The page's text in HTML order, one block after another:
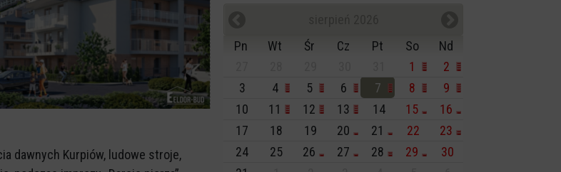
dawnych Kurpiów, ludowe stroje,
Pn
Wt Śr Cz Pt So
Nd
1
2
3
4 5 6 7 8
9
10
11 12 13 14 15
16
17
18 19 20 21 22
23
24
25 26 27 28 29
30